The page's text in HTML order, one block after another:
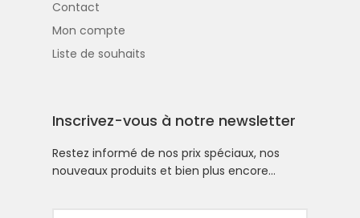
Contact
Mon compte
Liste de souhaits
Inscrivez-vous à notre newsletter
Restez informé de nos prix spéciaux, nos
nouveaux produits et bien plus encore…